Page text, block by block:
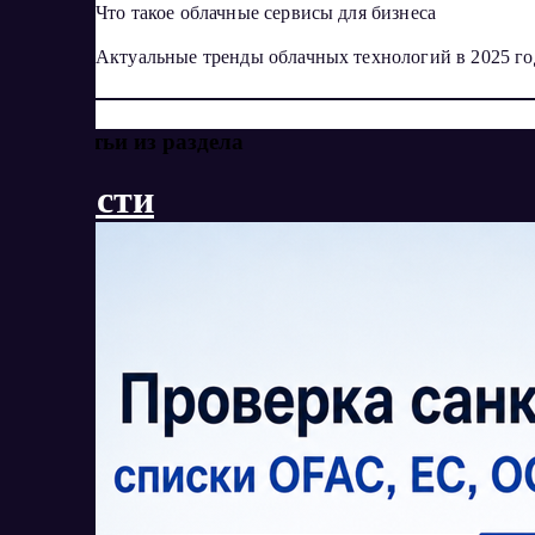
Что такое облачные сервисы для бизнеса
Актуальные тренды облачных технологий в 2025
Еще статьи из раздела
Новости